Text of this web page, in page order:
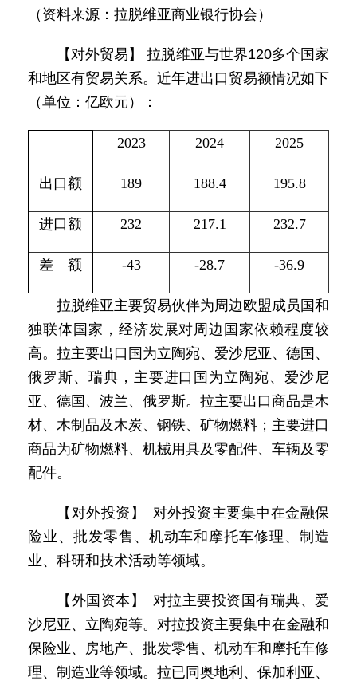
（资料来源：拉脱维亚商业银行协会）
【对外贸易】 拉脱维亚与世界120多个国家
和地区有贸易关系。近年进出口贸易额情况如下
（单位：亿欧元）：
2023 2024 2025
出口额 189 188.4 195.8
进口额 232 217.1 232.7
差 额 -43 -28.7 -36.9
拉脱维亚主要贸易伙伴为周边欧盟成员国和
独联体国家，经济发展对周边国家依赖程度较
高。拉主要出口国为立陶宛、爱沙尼亚、德国、
俄罗斯、瑞典，主要进口国为立陶宛、爱沙尼
亚、德国、波兰、俄罗斯。拉主要出口商品是木
材、木制品及木炭、钢铁、矿物燃料；主要进口
商品为矿物燃料、机械用具及零配件、车辆及零
配件。
【对外投资】 对外投资主要集中在金融保
险业、批发零售、机动车和摩托车修理、制造
业、科研和技术活动等领域。
【外国资本】 对拉主要投资国有瑞典、爱
沙尼亚、立陶宛等。对拉投资主要集中在金融和
保险业、房地产、批发零售、机动车和摩托车修
理、制造业等领域。拉已同奥地利、保加利亚、